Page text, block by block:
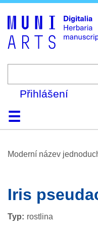
Přihlášení
DomůProhlížení
O platformě
Nápověda
Kontakt
Moderní název
Iris
Typ rostlina